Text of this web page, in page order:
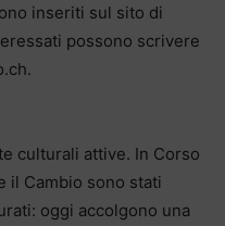
inseriti sul sito di
possono scrivere
culturali attive. In Corso
il Cambio sono stati
oggi accolgono una